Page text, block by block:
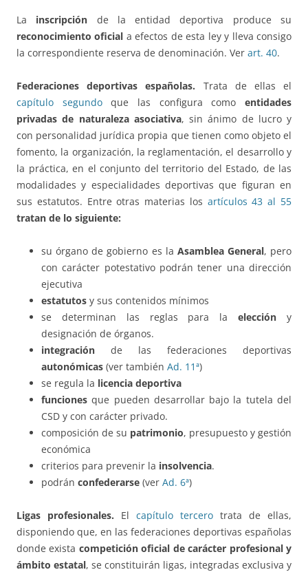
La inscripción de la entidad deportiva produce su
reconocimiento oficial a efectos de esta ley y lleva consigo
la correspondiente reserva de denominación. Ver art. 40.
Federaciones deportivas españolas. Trata de ellas el
capítulo segundoque las configura comoentidades
privadas de naturaleza asociativa, sin ánimo de lucro y
con personalidad jurídica propia que tienen como objeto el
fomento, la organización, la reglamentación, el desarrollo y
la práctica, en el conjunto del territorio del Estado, de las
modalidades y especialidades deportivas que figuran en
sus estatutos. Entre otras materias los artículos 43 al 55
tratan de lo siguiente:
su órgano de gobierno es la Asamblea General, pero
con carácter potestativo podrán tener una dirección
ejecutiva
estatutos y sus contenidos mínimos
se determinan las reglas para laelección y
designación de órganos.
integración de las federaciones deportivas
autonómicas (ver también Ad. 11ª)
se regula la licencia deportiva
funciones que pueden desarrollar bajo la tutela del
CSD y con carácter privado.
composición de su patrimonio, presupuesto y gestión
económica
criterios para prevenir la insolvencia.
podrán confederarse (ver Ad. 6ª)
Ligas profesionales. El capítulo tercero trata de ellas,
disponiendo que, en las federaciones deportivas españolas
donde exista competición oficial de carácter profesional y
ámbito estatal, se constituirán ligas, integradas exclusiva y